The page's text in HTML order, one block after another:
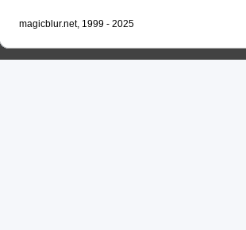
magicblur.net, 1999 - 2025